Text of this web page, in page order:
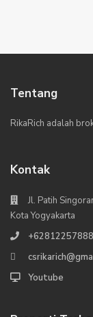
Tentang
RikaRich adalah
Kontak
Jl. Patih
Kota Yogyakarta
Youtube